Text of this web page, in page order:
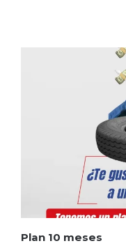
Plan 10 meses